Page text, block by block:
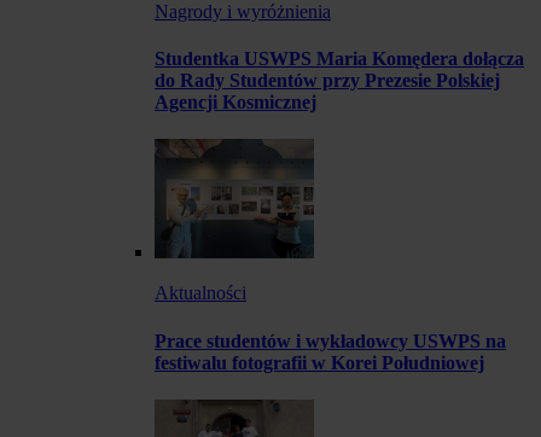
Nagrody i wyróżnienia
Studentka USWPS Maria Komędera dołącza
do Rady Studentów przy Prezesie Polskiej
Agencji Kosmicznej
Aktualności
Prace studentów i wykładowcy USWPS na
festiwalu fotografii w Korei Południowej